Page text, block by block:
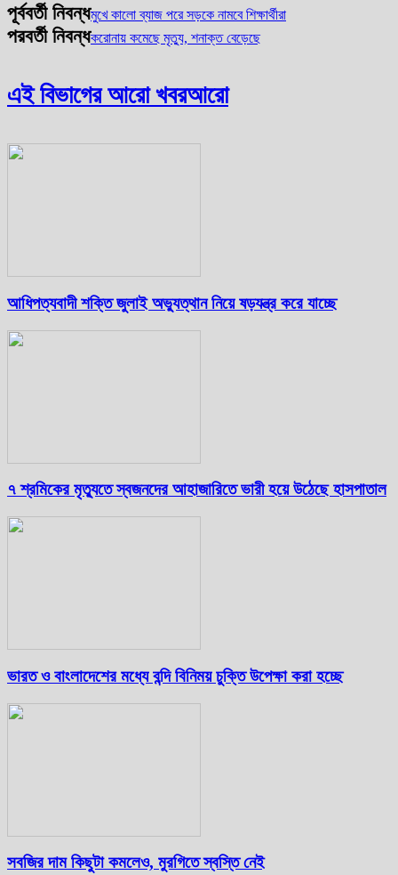
পূর্ববর্তী নিবন্ধমুখে কালো ব্যাজ পরে সড়কে নামবে শিক্ষার্থীরা
পরবর্তী নিবন্ধকরোনায় কমেছে মৃত্যু, শনাক্ত বেড়েছে
এই বিভাগের আরো খবরআরো
আধিপত্যবাদী শক্তি জুলাই অভ্যুত্থান নিয়ে ষড়যন্ত্র করে যাচ্ছে
৭ শ্রমিকের মৃত্যুতে স্বজনদের আহাজারিতে ভারী হয়ে উঠেছে হাসপাতাল
ভারত ও বাংলাদেশের মধ্যে বন্দি বিনিময় চুক্তি উপেক্ষা করা হচ্ছে
সবজির দাম কিছুটা কমলেও, মুরগিতে স্বস্তি নেই